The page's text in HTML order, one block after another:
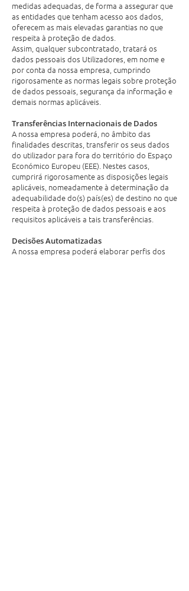
medidas adequadas, de forma a assegurar que
as entidades que tenham acesso aos dados,
oferecem as mais elevadas garantias no que
respeita à proteção de dados.
Assim, qualquer subcontratado, tratará os
dados pessoais dos Utilizadores, em nome e
por conta da nossa empresa, cumprindo
rigorosamente as normas legais sobre proteção
de dados pessoais, segurança da informação e
demais normas aplicáveis.
Transferências Internacionais de Dados
A nossa empresa poderá, no âmbito das
finalidades descritas, transferir os seus dados
do utilizador para fora do território do Espaço
Económico Europeu (EEE). Nestes casos,
cumprirá rigorosamente as disposições legais
aplicáveis, nomeadamente à determinação da
adequabilidade do(s) país(es) de destino no que
respeita à proteção de dados pessoais e aos
requisitos aplicáveis a tais transferências.
Decisões Automatizadas
A nossa empresa poderá elaborar perfis dos